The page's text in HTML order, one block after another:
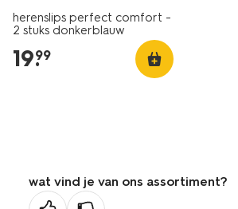
herenslips perfect comfort -
2 stuks donkerblauw
19.
99
wat vind je van ons assortiment?